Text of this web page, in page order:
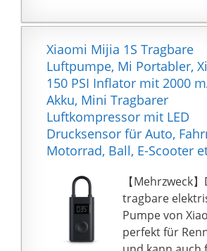
natürlich
Schäden durch
Verschleiß oder
unsachgemäße
Nutzung.
um Ihre
Strom zu
【MESSER,
SCHNELLER】
SUP Pumpe die
SHARK PRO ist
EINZIGE
zweimotorige
Board Pumpe,
auf 20 PSI
kann: 1. Stufe
MAXIMALE
Xiaomi Mijia 1S Tragbare
Luftpumpe, Mi Portabler,
150 PSI Inflator mit 2000
Akku, Mini Tragbarer
Luftkompressor mit LED
Drucksensor für Auto,
Motorrad, Ball, E-Scooter
【Mehrzweck
tragbare
Pumpe von
perfekt für